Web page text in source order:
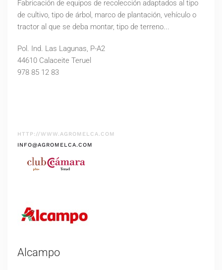
Fabricación de equipos de recolección adaptados al tipo
de cultivo, tipo de árbol, marco de plantación, vehículo o
tractor al que se deba montar, tipo de terreno...
Pol. Ind. Las Lagunas, P-A2
44610 Calaceite Teruel
978 85 12 83
HTTP://WWW.AGROMELCA.COM
INFO@AGROMELCA.COM
Alcampo